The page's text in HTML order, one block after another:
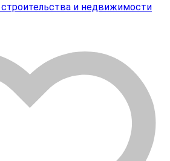
и недвижимости